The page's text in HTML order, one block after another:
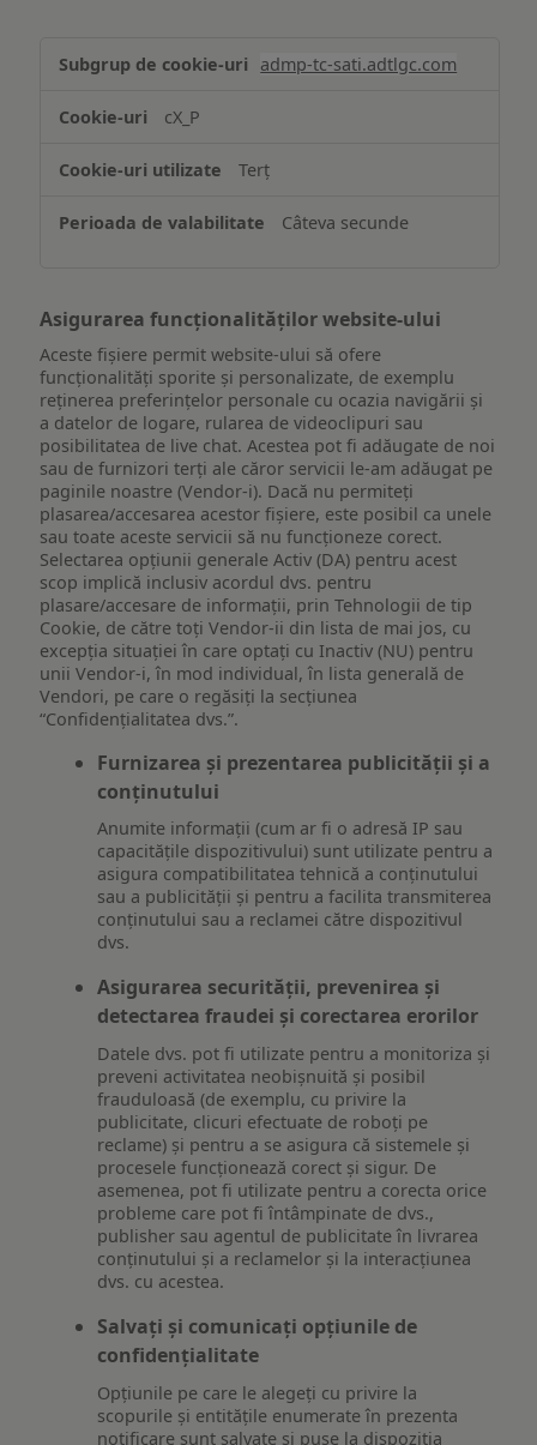
și/sau
informațiilor
pe
dispozitiv
admp-tc-sati.adtlgc.com
cX_P
Terț
Câteva secunde
Asigurarea funcționalităților website-ului
Aceste fișiere permit website-ului să ofere
funcționalități sporite și personalizate, de exemplu
reţinerea preferinţelor personale cu ocazia navigării și
a datelor de logare, rularea de videoclipuri sau
posibilitatea de live chat. Acestea pot fi adăugate de noi
sau de furnizori terți ale căror servicii le-am adăugat pe
paginile noastre (Vendor-i). Dacă nu permiteți
plasarea/accesarea acestor fișiere, este posibil ca unele
sau toate aceste servicii să nu funcționeze corect.
Selectarea opțiunii generale Activ (DA) pentru acest
scop implică inclusiv acordul dvs. pentru
plasare/accesare de informații, prin Tehnologii de tip
Cookie, de către toți Vendor-ii din lista de mai jos, cu
excepția situației în care optați cu Inactiv (NU) pentru
unii Vendor-i, în mod individual, în lista generală de
Vendori, pe care o regăsiți la secțiunea
“Confidențialitatea dvs.”.
Furnizarea și prezentarea publicității și a
conținutului
Anumite informații (cum ar fi o adresă IP sau
capacitățile dispozitivului) sunt utilizate pentru a
asigura compatibilitatea tehnică a conținutului
sau a publicității și pentru a facilita transmiterea
conținutului sau a reclamei către dispozitivul
dvs.
Asigurarea securității, prevenirea și
detectarea fraudei și corectarea erorilor
Datele dvs. pot fi utilizate pentru a monitoriza și
preveni activitatea neobișnuită și posibil
frauduloasă (de exemplu, cu privire la
publicitate, clicuri efectuate de roboți pe
reclame) și pentru a se asigura că sistemele și
procesele funcționează corect și sigur. De
asemenea, pot fi utilizate pentru a corecta orice
probleme care pot fi întâmpinate de dvs.,
publisher sau agentul de publicitate în livrarea
conținutului și a reclamelor și la interacțiunea
dvs. cu acestea.
Salvați și comunicați opțiunile de
confidențialitate
Opțiunile pe care le alegeți cu privire la
scopurile și entitățile enumerate în prezenta
notificare sunt salvate și puse la dispoziția